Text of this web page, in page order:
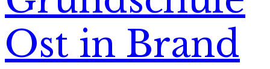
Ost in Brand